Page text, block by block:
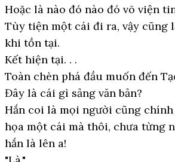
Hoặc là nào đó nào đó võ viện
Tùy tiện một cái đi ra, vậy cũng
khi tồn tại.
Kết hiện tại. . .
Toàn chèn phá đầu muốn đến
Đây là cái gì sảng văn bản?
Hắn coi là mọi người cũng
họa một cái mà thôi, chưa từng
hắn là lên a!